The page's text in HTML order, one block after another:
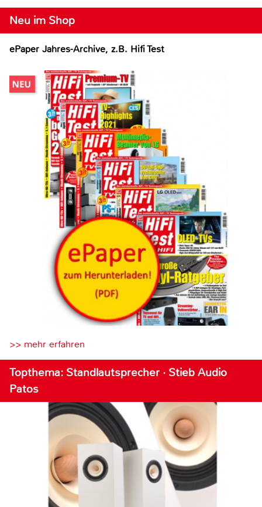
Neu im Shop
ePaper Jahres-Archive, z.B. Hifi Test
>> mehr erfahren
Topthema: Standlautsprecher · Stieb Audio
Patos